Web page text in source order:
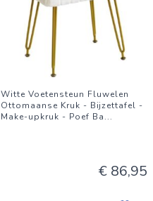
Witte Voetensteun Fluwelen
Ottomaanse Kruk - Bijzettafel -
Make-upkruk - Poef Ba...
€ 86,95